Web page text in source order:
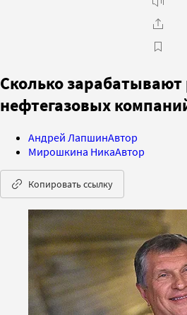
Сколько
нефтегазовых
Андрей ЛапшинАвтор
Мирошкина НикаАвтор
Копировать ссылку